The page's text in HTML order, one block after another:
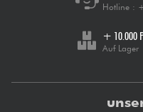
Hotline :
+ 10.000
Auf Lager